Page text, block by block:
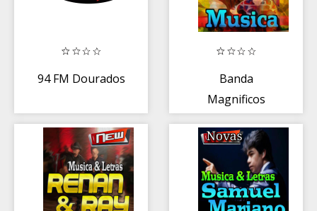
94 FM Dourados
Banda
Magnificos
Eletrônico